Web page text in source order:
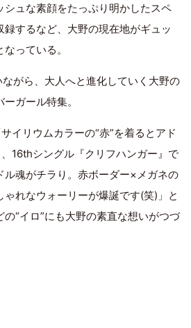
シュな素顔をたっぷり明かしたスペ
するなど、大野の現在地がギュッ
っている。
ながら、大人へと進化していく大野の
ガール特集。
イリウムカラーの“赤”を着るとアド
16thシングル『クリフハンガー』で
ル魂がチラり。赤ボーダー×メガネの
ゃれなウォーリーが爆誕です(笑)」と
“イロ”にも大野の素直な想いがつづ